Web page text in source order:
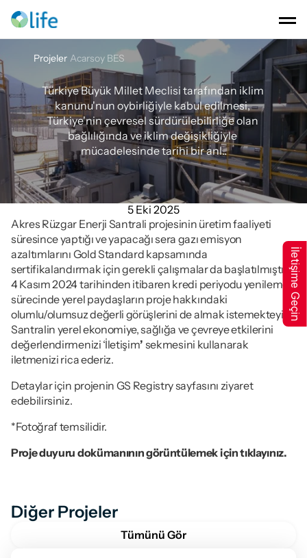
Projeler Acarsoy BES
Acarsoy BES
Türkiye Büyük Millet Meclisi tarafından iklim
kanunu'nun oybirliğiyle kabul edilmesi,
Türkiye'nin çevresel sürdürülebilirliğe olan
bağlılığında ve iklim değişikliğiyle
mücadelesinde tarihi bir anI..
5 Eki 2025
Akres Rüzgar Enerji Santrali projesinin üretim faaliyeti
süresince yaptığı ve yapacağı sera gazı emisyon
azaltımlarını Gold Standard kapsamında
sertifikalandırmak için gerekli çalışmalar da başlatılmıştır.
4 Kasım 2024 tarihinden itibaren kredi periyodu yenileme
sürecinde yerel paydaşların proje hakkındaki
olumlu/olumsuz değerli görüşlerini de almak istemekteyiz.
Santralin yerel ekonomiye, sağlığa ve çevreye etkilerini
değerlendirmenizi ‘İletişim’ sekmesini kullanarak
iletmenizi rica ederiz.
Detaylar için projenin GS Registry sayfasını ziyaret
edebilirsiniz.
*Fotoğraf temsilidir.
Proje duyuru dokümanının görüntülemek için tıklayınız.
Diğer Projeler
Tümünü Gör
İletişime Geçin